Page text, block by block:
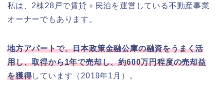
私は、2棟28戸で賃貸＋民泊を運営している不動産事業
オーナーでもあります。
地方アパートで、日本政策金融公庫の融資をうまく活
用し、取得から1年で売却し、約600万円程度の売却益
を獲得しています（2019年1月）。